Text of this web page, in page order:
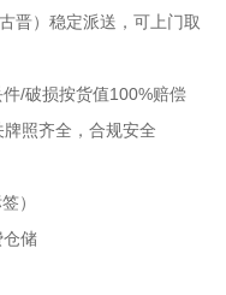
晋）稳定派送，可上门取
/破损按货值100%赔偿
照齐全，合规安全
）
储